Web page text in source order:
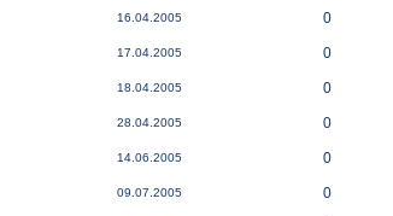
16.04.2005 0
17.04.2005 0
18.04.2005 0
28.04.2005 0
14.06.2005 0
09.07.2005 0